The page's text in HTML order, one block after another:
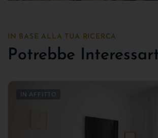
IN BASE ALLA TUA RICERCA
Potrebbe
IN AFFITTO